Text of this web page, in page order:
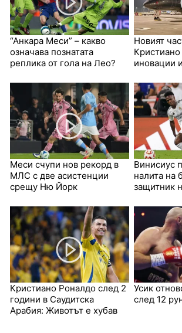
“Анкара Меси” – какво
означава познатата
реплика от гола на Лео?
Новият
иновации
Меси счупи нов рекорд в
МЛС с две асистенции
срещу Ню Йорк
Винисиус
налита на
защитник
Кристиано Роналдо след 2
години в Саудитска
Арабия: Животът е хубав
Усик
след 12